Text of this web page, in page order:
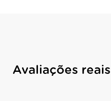
Avaliações